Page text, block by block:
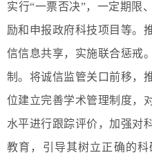
实行“一票否决”，一定期限
励和申报政府科技项目等。
信信息共享，实施联合惩戒
制。将诚信监管关口前移，
位建立完善学术管理制度，
水平进行跟踪评价，加强对
教育，引导其树立正确的